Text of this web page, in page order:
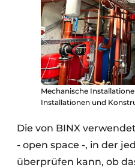
Mechanische
Installationen und
Die von BINX
- open space -, in der
überprüfen kann, ob